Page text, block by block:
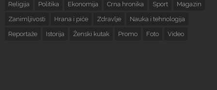
Religija Politika Ekonomija Crna hronika Sport Magazin
Zanimljivosti Hrana i piće Zdravlje Nauka i tehnologija
Reportaže Istorija Ženski kutak Promo Foto Video